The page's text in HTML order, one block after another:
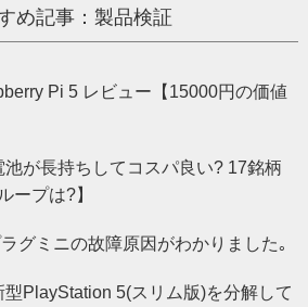
め記事：製品検証
Pi 5 レビュー【15000円の価値
池が長持ちしてコスパ良い? 17銘柄
ープは?】
グミニの故障原因がわかりました｡
型PlayStation 5(スリム版)を分解して